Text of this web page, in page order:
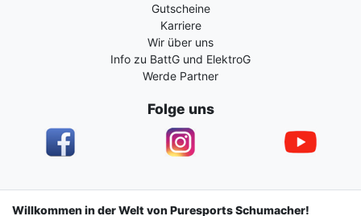
Gutscheine
Karriere
Wir über uns
Info zu BattG und ElektroG
Werde Partner
Folge uns
Impressum Daten­schutz­erklärung AGB
Willkommen in der Welt von Puresports Schumacher!